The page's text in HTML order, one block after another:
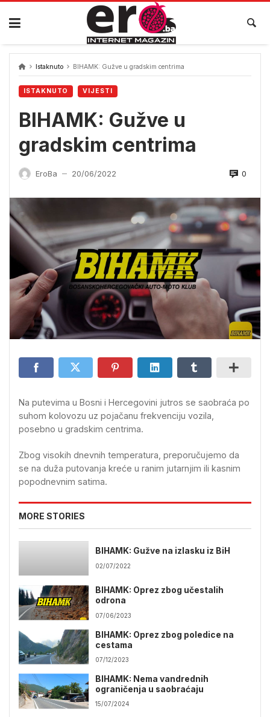
Skip
content
Istaknuto BIHAMK: Gužve u gradskim centrima
ISTAKNUTO VIJESTI
BIHAMK: Gužve u
gradskim centrima
EroBa — 20/06/2022 0
Na putevima u Bosni i Hercegovini jutros se saobraća po
suhom kolovozu uz pojačanu frekvenciju vozila,
posebno u gradskim centrima.
Zbog visokih dnevnih temperatura, preporučujemo da
se na duža putovanja kreće u ranim jutarnjim ili kasnim
popodnevnim satima.
MORE STORIES
BIHAMK: Gužve na izlasku iz BiH
02/07/2022
BIHAMK: Oprez zbog učestalih
odrona
07/06/2023
BIHAMK: Oprez zbog poledice na
cestama
07/12/2023
BIHAMK: Nema vandrednih
ograničenja u saobraćaju
15/07/2024